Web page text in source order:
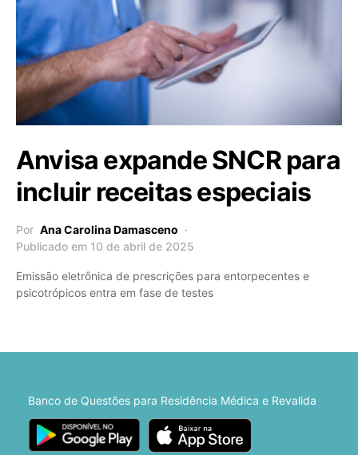
Anvisa expande SNCR para
incluir receitas especiais
Por Ana Carolina Damasceno
Publicado em 10 de abril de 2025
Emissão eletrônica de prescrições para entorpecentes e
psicotrópicos entra em fase de testes
Banco de Questões para Residência Médica e Revalida